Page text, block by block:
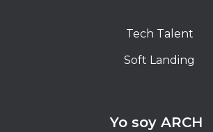
Tech Talent
Soft Landing
Yo soy ARCH